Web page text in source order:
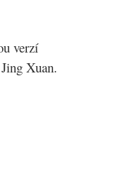
verzí
Xuan.